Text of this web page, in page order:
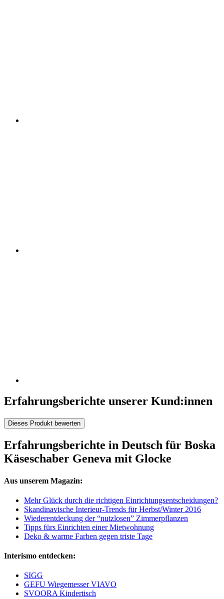
Erfahrungsberichte unserer Kund:innen
Dieses Produkt bewerten
Erfahrungsberichte in Deutsch für Boska
Käseschaber Geneva mit Glocke
Aus unserem Magazin:
Mehr Glück durch die richtigen Einrichtungsentscheidungen?
Skandinavische Interieur-Trends für Herbst/Winter 2016
Wiederentdeckung der “nutzlosen” Zimmerpflanzen
Tipps fürs Einrichten einer Mietwohnung
Deko & warme Farben gegen triste Tage
Interismo entdecken:
SIGG
GEFU Wiegemesser VIAVO
SVOORA Kindertisch